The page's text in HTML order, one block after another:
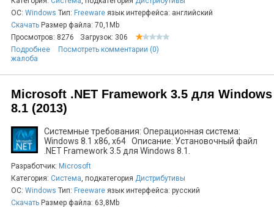
ОС: Windows Тип: Freeware язык интерфейса: английский
Скачать Размер файла: 70,1Mb
Просмотров: 8276
Загрузок: 306
Подробнее
Посмотреть комментарии (0)
жалоба
Microsoft .NET Framework 3.5 для Windows
8.1 (2013)
Системные требования: Операционная система:
Windows 8.1 x86, x64 Описание: Установочный файл
.NET Framework 3.5 для Windows 8.1.
Разработчик: Microsoft
Категория: Система, подкатегория Дистрибутивы
ОС: Windows Тип: Freeware язык интерфейса: русский
Скачать Размер файла: 63,8Mb